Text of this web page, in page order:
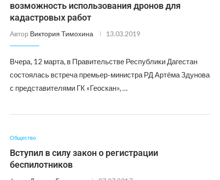
возможность использования дронов для
кадастровых работ
Автор Виктория Тимохина 13.03.2019
Вчера, 12 марта, в Правительстве Республики Дагестан
состоялась встреча премьер-министра РД Артёма Здунова
с представителями ГК «Геоскан», …
Общество
Вступил в силу закон о регистрации
беспилотников